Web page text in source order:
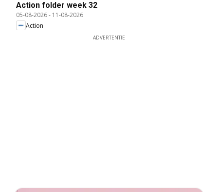
Action folder week 32
05-08-2026- 11-08-2026
Action
ADVERTENTIE